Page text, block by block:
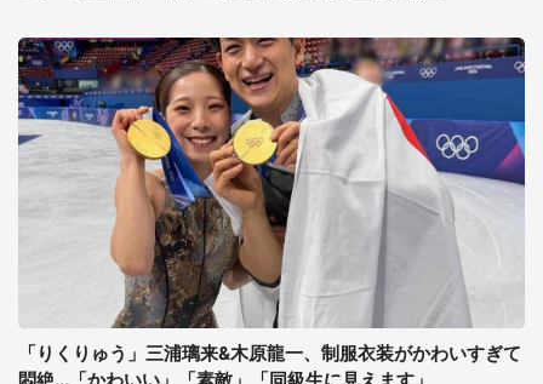
「りくりゅう」三浦璃来&木原龍一、制服衣装がかわいすぎて